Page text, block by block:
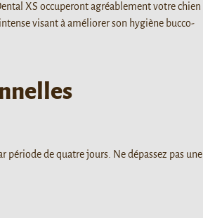
XS occuperont agréablement votre chien
visant à améliorer son hygiène bucco-
de quatre jours. Ne dépassez pas une